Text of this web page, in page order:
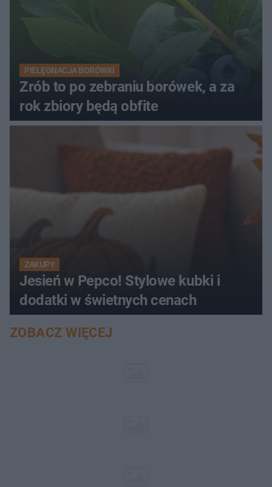
PIELĘGNACJA BORÓWKI
Zrób to po zebraniu borówek, a za
rok zbiory będą obfite
ZAKUPY
Jesień w Pepco! Stylowe kubki i
dodatki w świetnych cenach
ZOBACZ WIĘCEJ